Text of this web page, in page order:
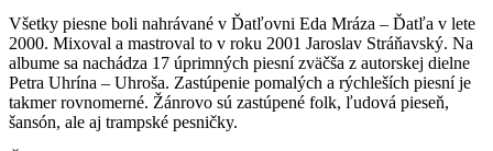
Všetky piesne boli nahrávané v Ďatľovni Eda Mráza – Ďatľa v lete
2000. Mixoval a mastroval to v roku 2001 Jaroslav Stráňavský. Na
albume sa nachádza 17 úprimných piesní zväčša z autorskej dielne
Petra Uhrína – Uhroša. Zastúpenie pomalých a rýchleších piesní je
takmer rovnomerné. Žánrovo sú zastúpené folk, ľudová pieseň,
šansón, ale aj trampské pesničky.